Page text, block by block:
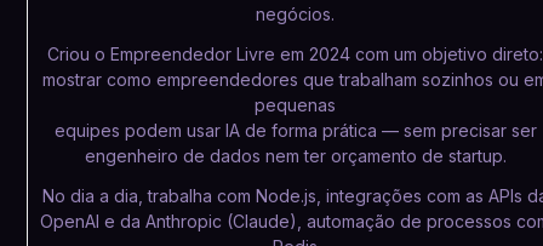
negócios.
Criou o Empreendedor Livre em 2024 com um objetivo direto:
mostrar como empreendedores que trabalham sozinhos ou
pequenas
equipes podem usar IA de forma prática — sem precisar ser
engenheiro de dados nem ter orçamento de startup.
No dia a dia, trabalha com Node.js, integrações com as APIs
OpenAI e da Anthropic (Claude), automação de processos